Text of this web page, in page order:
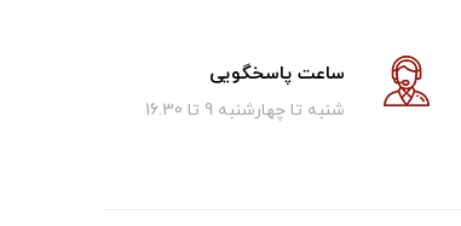
ساعت پاسخگویی
شنبه تا چهارشنبه 9 تا 16.30